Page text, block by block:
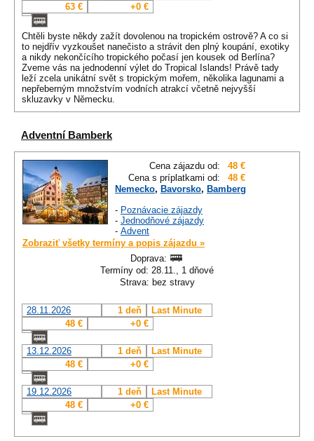
63 €
+0 €
Chtěli byste někdy zažít dovolenou na tropickém ostrově? A co si
to nejdřív vyzkoušet nanečisto a strávit den plný koupání, exotiky
a nikdy nekončícího tropického počasí jen kousek od Berlína?
Zveme vás na jednodenní výlet do Tropical Islands! Právě tady
leží zcela unikátní svět s tropickým mořem, několika lagunami a
nepřeberným množstvím vodních atrakcí včetně nejvyšší
skluzavky v Německu.
Adventní Bamberk
Cena zájazdu od:
48 €
Cena s príplatkami od:
48 €
Nemecko, Bavorsko, Bamberg
- Poznávacie zájazdy
- Jednodňové zájazdy
- Advent
Zobraziť všetky termíny a popis zájazdu »
Doprava:
Termíny od: 28.11., 1 dňové
Strava: bez stravy
28.11.2026 1 deň
Last Minute
48 €
+0 €
13.12.2026 1 deň
Last Minute
48 €
+0 €
19.12.2026 1 deň
Last Minute
48 €
+0 €